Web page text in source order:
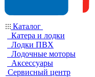
Каталог
Катера и лодки
Лодки ПВХ
Лодочные моторы
Аксессуары
Сервисный центр